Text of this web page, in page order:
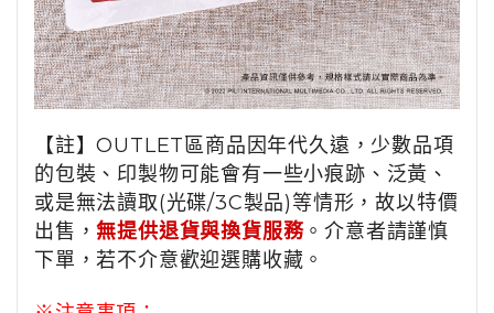
【註】OUTLET區商品因年代久遠，少數品項
的包裝、印製物可能會有一些小痕跡、泛黃、
或是無法讀取(光碟/3C製品)等情形，故以特價
出售，無提供退貨與換貨服務。介意者請謹慎
下單，若不介意歡迎選購收藏。